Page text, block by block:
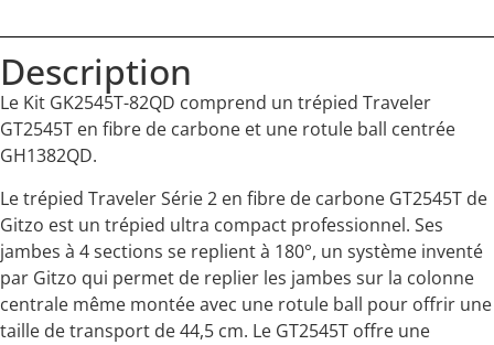
Description
Le Kit GK2545T-82QD comprend un trépied Traveler
GT2545T en fibre de carbone et une rotule ball centrée
GH1382QD.
Le trépied Traveler Série 2 en fibre de carbone GT2545T de
Gitzo est un trépied ultra compact professionnel. Ses
jambes à 4 sections se replient à 180°, un système inventé
par Gitzo qui permet de replier les jambes sur la colonne
centrale même montée avec une rotule ball pour offrir une
taille de transport de 44,5 cm. Le GT2545T offre une